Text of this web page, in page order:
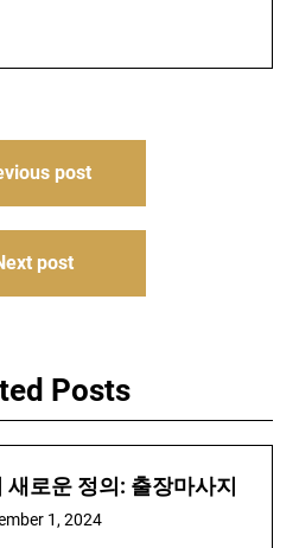
post
post
Posts
로운 정의: 출장마사지
1, 2024